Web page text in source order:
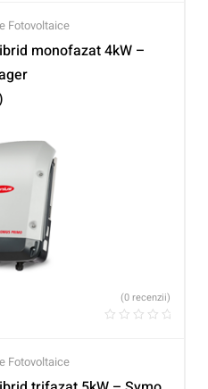
Fotovoltaice
monofazat 4kW –
(0 recenzii)
Fotovoltaice